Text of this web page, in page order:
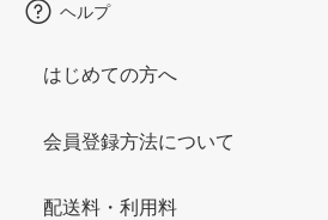
ヘルプ
はじめての方へ
会員登録方法について
配送料・利用料